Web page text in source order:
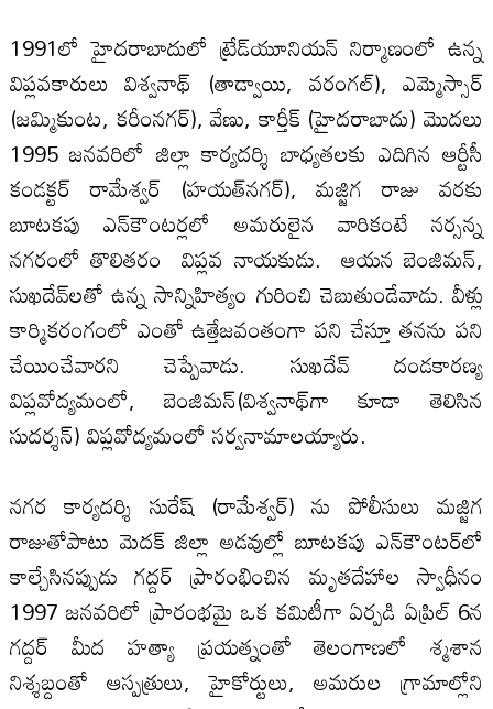
1991లో హైదరాబాదులో ట్రేడ్‌యూనియన్‌ నిర్మాణంలో ఉన్న
విప్లవకారులు విశ్వనాథ్‌ (తాడ్వాయి, వరంగల్‌), ఎమ్మెస్సార్‌
(జమ్మికుంట, కరీంనగర్‌), వేణు, కార్తీక్ (హైదరాబాదు) మొదలు
1995 జనవరిలో జిల్లా కార్యదర్శి బాధ్యతలకు ఎదిగిన ఆర్టీసీ
కండక్టర్‌ రామేశ్వర్ (హయత్‌నగర్‌), మజ్జిగ రాజు వరకు
బూటకపు ఎన్‌కౌంటర్లలో అమరులైన వారికంటే నర్సన్న
నగరంలో తొలితరం విప్లవ నాయకుడు. ఆయన బెంజిమన్‌,
సుఖదేవ్‌లతో ఉన్న సాన్నిహిత్యం గురించి చెబుతుండేవాడు. వీళ్లు
కార్మికరంగంలో ఎంతో ఉత్తేజవంతంగా పని చేస్తూ తనను పని
చేయించేవారని చెప్పేవాడు. సుఖదేవ్‌ దండకారణ్య
విప్లవోద్యమంలో, బెంజిమన్‌(విశ్వనాథ్‌గా కూడా తెలిసిన
సుదర్శన్‌) విప్లవోద్యమంలో సర్వనామాలయ్యారు.
నగర కార్యదర్శి సురేష్‌ (రామేశ్వర్‌) ను పోలీసులు మజ్జిగ
రాజుతోపాటు మెదక్‌ జిల్లా అడవుల్లో బూటకపు ఎన్‌కౌంటర్‌లో
కాల్చేసినప్పుడు గద్దర్‌ ప్రారంభించిన మృతదేహాల స్వాధీనం
1997 జనవరిలో ప్రారంభమై ఒక కమిటీగా ఏర్పడి ఏప్రిల్‌ 6న
గద్దర్‌ మీద హత్యా ప్రయత్నంతో తెలంగాణలో శ్మశాన
నిశ్శబ్దంతో ఆస్పత్రులు, హైకోర్టులు, అమరుల గ్రామాల్లోని